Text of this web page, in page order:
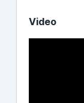
Video